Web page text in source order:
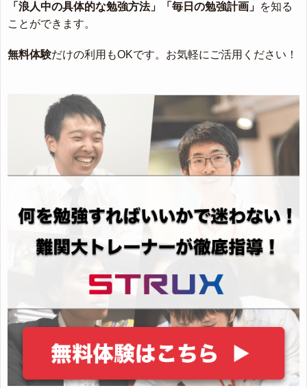
「浪人中の具体的な勉強方法」「毎日の勉強計画」 を知る
ことができます。
無料体験だけの利用もOKです。お気軽にご活用ください！